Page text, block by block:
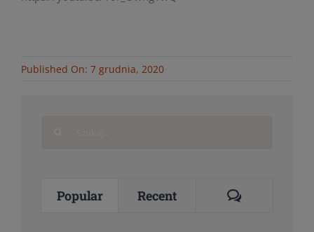
Published On: 7 grudnia, 2020
Popular Recent Comments